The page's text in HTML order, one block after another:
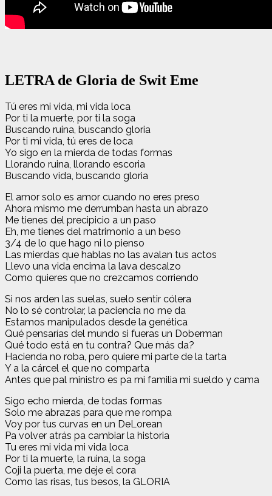
LETRA de Gloria de Swit Eme
Tú eres mi vida, mi vida loca
Por ti la muerte, por ti la soga
Buscando ruina, buscando gloria
Por ti mi vida, tú eres de loca
Yo sigo en la mierda de todas formas
Llorando ruina, llorando escoria
Buscando vida, buscando gloria
El amor solo es amor cuando no eres preso
Ahora mismo me derrumban hasta un abrazo
Me tienes del precipicio a un paso
Eh, me tienes del matrimonio a un beso
3/4 de lo que hago ni lo pienso
Las mierdas que hablas no las avalan tus actos
Llevo una vida encima la lava descalzo
Como quieres que no crezcamos corriendo
Si nos arden las suelas, suelo sentir cólera
No lo sé controlar, la paciencia no me da
Estamos manipulados desde la genética
Qué pensarías del mundo si fueras un Doberman
Qué todo está en tu contra? Que más da?
Hacienda no roba, pero quiere mi parte de la tarta
Y a la cárcel el que no comparta
Antes que pal ministro es pa mi familia mi sueldo y cama
Sigo echo mierda, de todas formas
Solo me abrazas para que me rompa
Voy por tus curvas en un DeLorean
Pa volver atrás pa cambiar la historia
Tu eres mi vida mi vida loca
Por ti la muerte, la ruina, la soga
Coji la puerta, me deje el cora
Como las risas, tus besos, la GLORIA